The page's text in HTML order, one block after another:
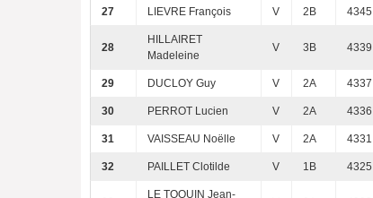
27 LIEVRE François V 2B 4345
28
HILLAIRET
Madeleine
V 3B 4339
29 DUCLOY Guy V 2A 4337
30 PERROT Lucien V 2A 4336
31 VAISSEAU Noëlle V 2A 4331
32 PAILLET Clotilde V 1B 4325
LE TOQUIN Jean-